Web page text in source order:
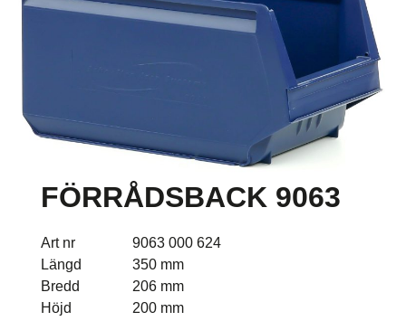
FÖRRÅDSBACK 9063
Art nr
9063 000 624
Längd
350 mm
Bredd
206 mm
Höjd
200 mm